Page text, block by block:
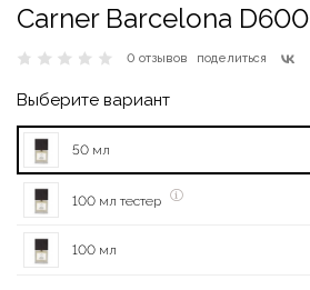
Carner Barcelona D600
0 отзывов поделиться
Выберите вариант
50 мл
100 мл тестер
100 мл